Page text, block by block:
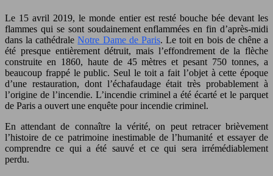
Le 15 avril 2019, le monde entier est resté bouche bée devant les
flammes qui se sont soudainement enflammées en fin d’après-midi
dans la cathédraleNotre Dame de Paris. Le toit en bois de chêne a
été presque entièrement détruit, mais l’effondrement de la flèche
construite en 1860, haute de 45 mètres et pesant 750 tonnes, a
beaucoup frappé le public. Seul le toit a fait l’objet à cette époque
d’une restauration, dont l’échafaudage était très probablement à
l’origine de l’incendie. L’incendie criminel a été écarté et le parquet
de Paris a ouvert une enquête pour incendie criminel.
En attendant de connaître la vérité, on peut retracer brièvement
l’histoire de ce patrimoine inestimable de l’humanité et essayer de
comprendre ce qui a été sauvé et ce qui sera irrémédiablement
perdu.